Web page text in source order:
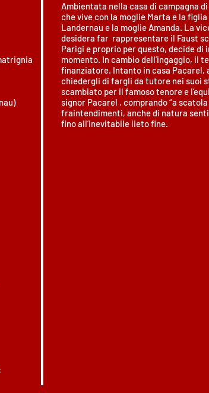
Ambientata nella casa di campagna
che vive con la moglie Marta e la
Landernau e la moglie Amanda. La
desidera far rappresentare il Faust
Parigi e proprio per questo, decide di
momento. In cambio dell’ingaggio, il
finanziatore. Intanto in casa
chiedergli di fargli da tutore nei suoi
scambiato per il famoso tenore e
signor Pacarel , comprando “a
fraintendimenti, anche di natura
fino all’inevitabile lieto fine.